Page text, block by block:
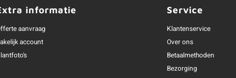
informatie
aanvraag
account
Service
Klantenservice
Over ons
Betaalmethoden
Bezorging